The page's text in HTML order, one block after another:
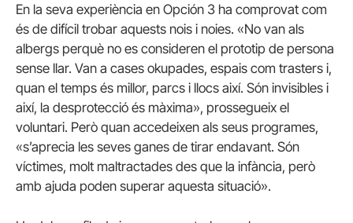
En la seva experiència en Opción 3 ha comprovat com
és de difícil trobar aquests nois i noies. «No van als
albergs perquè no es consideren el prototip de persona
sense llar. Van a cases okupades, espais com trasters i,
quan el temps és millor, parcs i llocs així. Són invisibles i
així, la desprotecció és màxima», prossegueix el
voluntari. Però quan accedeixen als seus programes,
«s’aprecia les seves ganes de tirar endavant. Són
víctimes, molt maltractades des que la infància, però
amb ajuda poden superar aquesta situació».